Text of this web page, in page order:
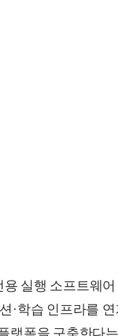
실행 소프트웨
·학습 인프라를